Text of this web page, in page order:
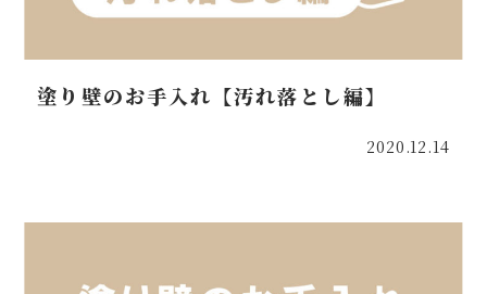
塗り壁のお手入れ【汚れ落とし編】
2020.12.14